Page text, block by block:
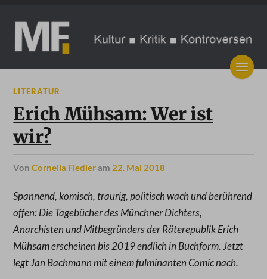
LITERATUR
Erich Mühsam: Wer ist
wir?
vonCornelia Fiedler am 22. Mai 2018
Spannend, komisch, traurig, politisch wach und berührend
offen: Die Tagebücher des Münchner Dichters,
Anarchisten und Mitbegründers der Räterepublik Erich
Mühsam erscheinen bis 2019 endlich in Buchform. Jetzt
legt Jan Bachmann mit einem fulminanten Comic nach.